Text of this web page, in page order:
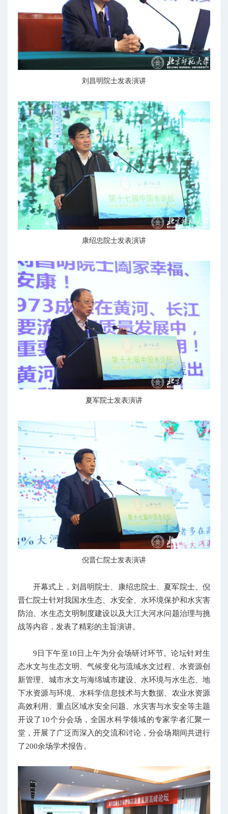
刘昌明院士发表演讲
康绍忠院士发表演讲
夏军院士发表演讲
倪晋仁院士发表演讲
开幕式上，刘昌明院士、康绍忠院士、夏军院士、倪
晋仁院士针对我国水生态、水安全、水环境保护和水灾害
防治、水生态文明制度建设以及大江大河水问题治理与挑
战等内容，发表了精彩的主旨演讲。
9日下午至10日上午为分会场研讨环节。论坛针对生
态水文与生态文明、气候变化与流域水文过程、水资源创
新管理、城市水文与海绵城市建设、水环境与水生态、地
下水资源与环境、水科学信息技术与大数据、农业水资源
高效利用、重点区域水安全问题、水灾害与水安全等主题
开设了10个分会场，全国水科学领域的专家学者汇聚一
堂，开展了广泛而深入的交流和讨论，分会场期间共进行
了200余场学术报告。